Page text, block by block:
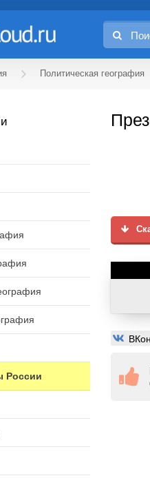
Политическая география
России